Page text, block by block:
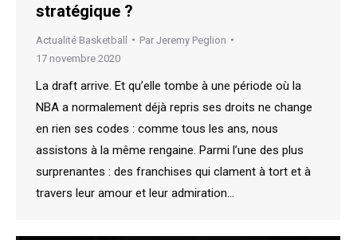
stratégique ?
Actualité Basketball Par Jeremy Peglion
17 novembre 2020
La draft arrive. Et qu’elle tombe à une période où la
NBA a normalement déjà repris ses droits ne change
en rien ses codes : comme tous les ans, nous
assistons à la même rengaine. Parmi l’une des plus
surprenantes : des franchises qui clament à tort et à
travers leur amour et leur admiration…